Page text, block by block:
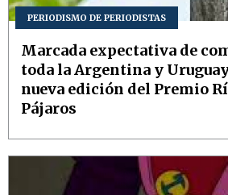
PERIODISMO DE PERIODISTAS
Marcada expectativa de
toda la Argentina y
nueva edición del Premio
Pájaros